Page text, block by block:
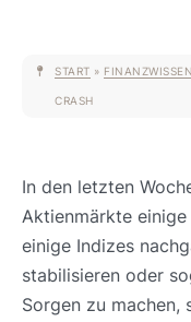
START » FINANZWISSEN
CRASH
In den letzten
Aktienmärkte einige
einige Indizes
stabilisieren oder
Sorgen zu machen,